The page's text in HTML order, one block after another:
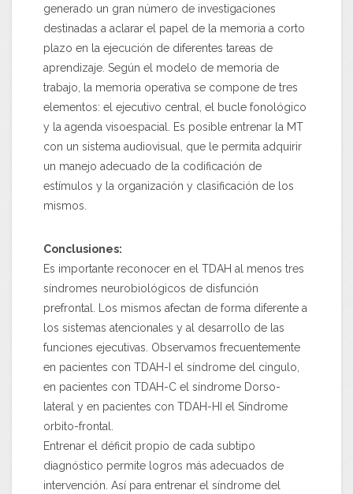
generado un gran número de investigaciones
destinadas a aclarar el papel de la memoria a corto
plazo en la ejecución de diferentes tareas de
aprendizaje. Según el modelo de memoria de
trabajo, la memoria operativa se compone de tres
elementos: el ejecutivo central, el bucle fonológico
y la agenda visoespacial. Es posible entrenar la MT
con un sistema audiovisual, que le permita adquirir
un manejo adecuado de la codificación de
estímulos y la organización y clasificación de los
mismos.
Conclusiones:
Es importante reconocer en el TDAH al menos tres
síndromes neurobiológicos de disfunción
prefrontal. Los mismos afectan de forma diferente a
los sistemas atencionales y al desarrollo de las
funciones ejecutivas. Observamos frecuentemente
en pacientes con TDAH-I el síndrome del cíngulo,
en pacientes con TDAH-C el síndrome Dorso-
lateral y en pacientes con TDAH-HI el Síndrome
orbito-frontal.
Entrenar el déficit propio de cada subtipo
diagnóstico permite logros más adecuados de
intervención. Así para entrenar el síndrome del